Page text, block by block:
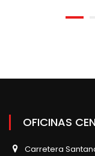
OFICINAS
Carretera